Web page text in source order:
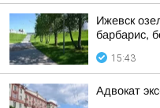
Ижевск
барбарис,
15:43
Адвокат